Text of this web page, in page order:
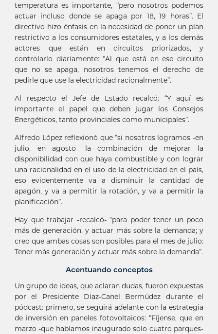
temperatura es importante, “pero nosotros podemos
actuar incluso donde se apaga por 18, 19 horas”. El
directivo hizo énfasis en la necesidad de poner un plan
restrictivo a los consumidores estatales, y a los demás
actores que están en circuitos priorizados, y
controlarlo diariamente: “Al que está en ese circuito
que no se apaga, nosotros tenemos el derecho de
pedirle que use la electricidad racionalmente”.
Al respecto el Jefe de Estado recalcó: “Y aquí es
importante el papel que deben jugar los Consejos
Energéticos, tanto provinciales como municipales”.
Alfredo López reflexionó que “si nosotros logramos -en
julio, en agosto- la combinación de mejorar la
disponibilidad con que haya combustible y con lograr
una racionalidad en el uso de la electricidad en el país,
eso evidentemente va a disminuir la cantidad de
apagón, y va a permitir la rotación, y va a permitir la
planificación”.
Hay que trabajar -recalcó- “para poder tener un poco
más de generación, y actuar más sobre la demanda; y
creo que ambas cosas son posibles para el mes de julio:
Tener más generación y actuar más sobre la demanda”.
Acentuando conceptos
Un grupo de ideas, que aclaran dudas, fueron expuestas
por el Presidente Díaz-Canel Bermúdez durante el
pódcast: primero, se seguirá adelante con la estrategia
de inversión en paneles fotovoltaicos: “Fíjense, que en
marzo -que habíamos inaugurado solo cuatro parques-